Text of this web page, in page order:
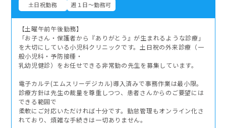
土日祝勤務 週１日～勤務可
【土曜午前午後勤務】
「お子さん・保護者から『ありがとう』が生まれるような診療」
を大切にしている小児科クリニックです。土日祝の外来診療（一
般小児科・予防接種・
乳幼児健診）をお任せできる非常勤の先生を募集しています。
電子カルテ(エムスリーデジカル)導入済みで事務作業は最小限。
診療方針は先生の裁量を尊重しつつ、患者さんからのご要望には
できる範囲で
柔軟にご対応いただければ十分です。勤怠管理もオンライン化さ
れており、煩雑な手続きは一切ありません。